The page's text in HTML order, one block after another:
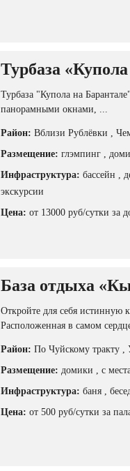
Турбаза
Турбаза "Купола на
панорамными окнами, ...
Район: Вблизи Рублёвки ,
Размещение: глэмпинг ,
Инфраструктура: бассейн ,
экскурсии
Цена: от 13000 руб/сутки за
База отдыха
Откройте для себя истинную
Расположенная в самом
Район: По Чуйскому тракту ,
Размещение: домики , с
Инфраструктура: баня ,
Цена: от 500 руб/сутки за